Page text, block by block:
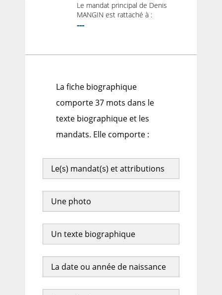
Le mandat principal de Denis
MANGIN est rattaché à :
---
La fiche biographique
comporte 37 mots dans le
texte biographique et les
mandats. Elle comporte :
Le(s) mandat(s) et attributions
Une photo
Un texte biographique
La date ou année de naissance